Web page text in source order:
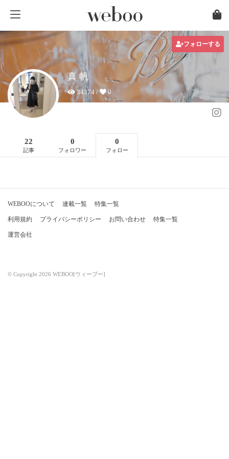
フォローする
真 帆
34374 / 0
22
記事
0
フォロワー
0
フォロー
WEBOOについて 連載一覧 特集一覧
利用規約 プライバシーポリシー お問い合わせ 特集一覧
運営会社
© Copyright 2026 WEBOO[ウィーブー]